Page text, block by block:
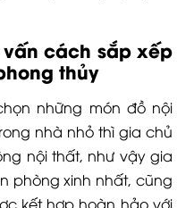
cách sắp xếp
thủy
những món đồ nội
nhà nhỏ thì gia chủ
nội thất, như vậy gia
phòng xinh nhất, cũng
kết hợp hoàn hảo với